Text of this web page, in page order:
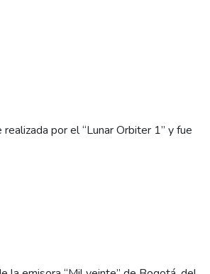
por el “Lunar Orbiter 1” y fue